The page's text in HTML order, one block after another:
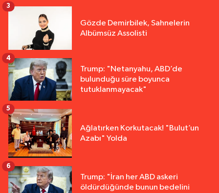
Gözde Demirbilek, Sahnelerin
Albümsüz Assolisti
3
Trump: "Netanyahu, ABD’de
bulunduğu süre boyunca
tutuklanmayacak"
4
Ağlatırken Korkutacak! "Bulut’un
Azabı" Yolda
5
Trump: "İran her ABD askeri
öldürdüğünde bunun bedelini
6